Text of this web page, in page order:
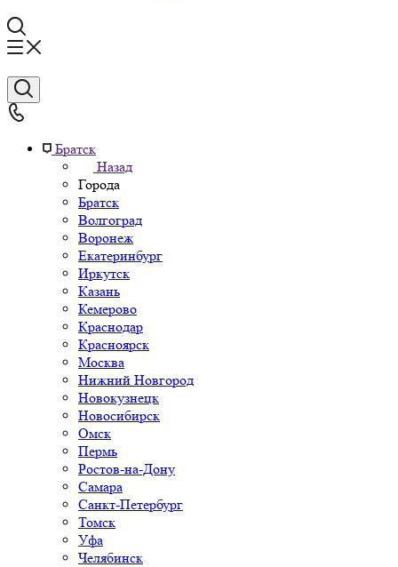
Братск
Назад
Города
Братск
Волгоград
Воронеж
Екатеринбург
Иркутск
Казань
Кемерово
Краснодар
Красноярск
Москва
Нижний Новгород
Новокузнецк
Новосибирск
Омск
Пермь
Ростов-на-Дону
Самара
Санкт-Петербург
Томск
Уфа
Челябинск